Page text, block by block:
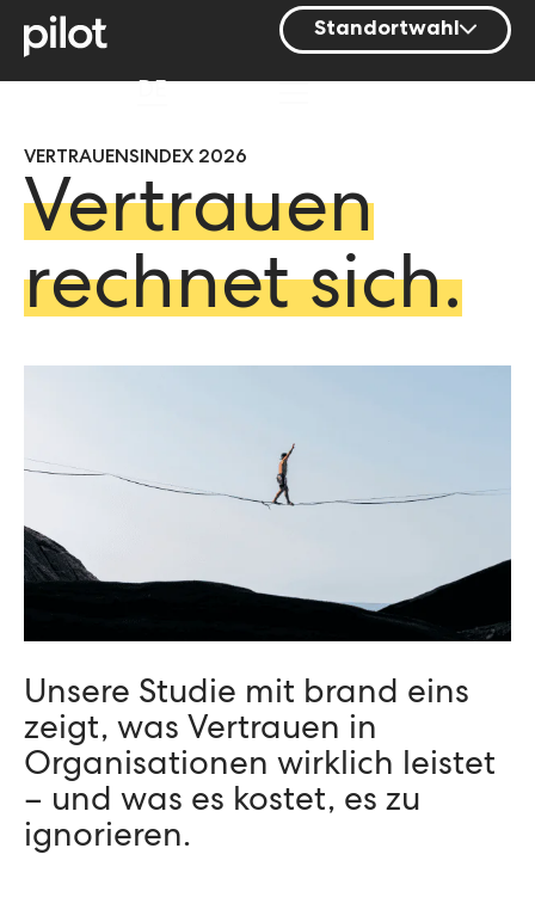
Standortwahl
Berlin
Nürnberg
Stuttgart
VERTRAUENSINDEX 2026
Vertrauen
rechnet sich.
Unsere Studie mit brand eins
zeigt, was Vertrauen in
Organisationen wirklich leistet
– und was es kostet, es zu
ignorieren.